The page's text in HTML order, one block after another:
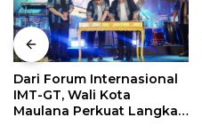
Sidang Korupsi PDAM,
Saksi ULP: Penyusunan
HPS Pengadaan Sucolite